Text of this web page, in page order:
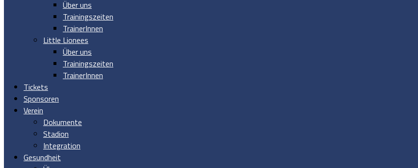
Über uns
Trainingszeiten
TrainerInnen
Little Lionees
Über uns
Trainingszeiten
TrainerInnen
Tickets
Sponsoren
Verein
Dokumente
Stadion
Integration
Gesundheit